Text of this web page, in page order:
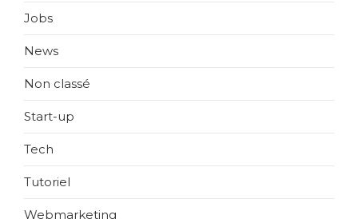
Jobs
News
Non classé
Start-up
Tech
Tutoriel
Webmarketing